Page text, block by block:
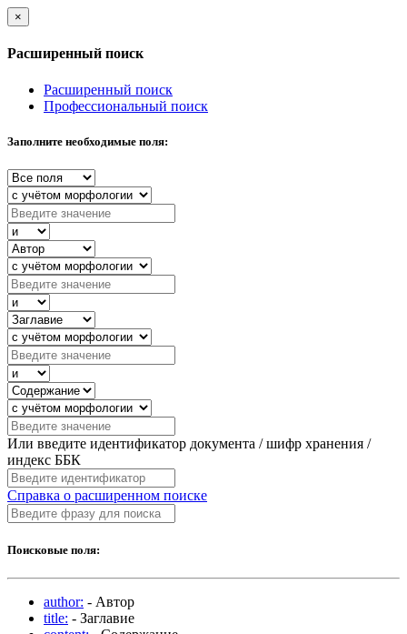
×
Расширенный поиск
Расширенный поиск
Профессиональный поиск
Заполните необходимые поля:
Или введите идентификатор документа / шифр хранения /
индекс ББК
Справка о расширенном поиске
Поисковые поля:
author: - Автор
title: - Заглавие